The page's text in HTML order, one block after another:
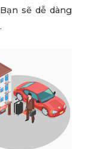
sẽ dễ dàng